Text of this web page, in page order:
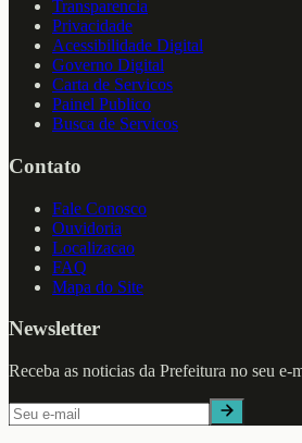
Transparencia
Privacidade
Acessibilidade Digital
Governo Digital
Carta de Servicos
Painel Publico
Busca de Servicos
Contato
Fale Conosco
Ouvidoria
Localizacao
FAQ
Mapa do Site
Newsletter
Receba as noticias da Prefeitura no seu e-